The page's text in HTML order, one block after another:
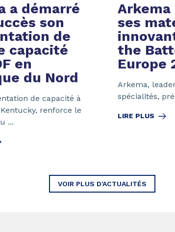
a démarré
son
de
capacité
en
du Nord
de capacité à
renforce le
...
ses
the
Europe
Arkema,
spécialités,
LIRE PLUS
VOIR PLUS D'ACTUALITÉS